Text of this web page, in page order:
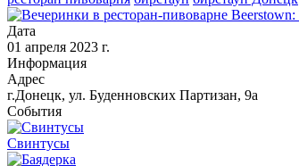
Дата
01 апреля 2023 г.
Информация
Адрес
г.Донецк, ул. Буденновских Партизан, 9а
События
Свинтусы